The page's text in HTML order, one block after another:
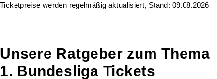
Ticketpreise werden regelmäßig aktualisiert, Stand: 09.08.2026
Unsere Ratgeber zum Thema
1. Bundesliga Tickets